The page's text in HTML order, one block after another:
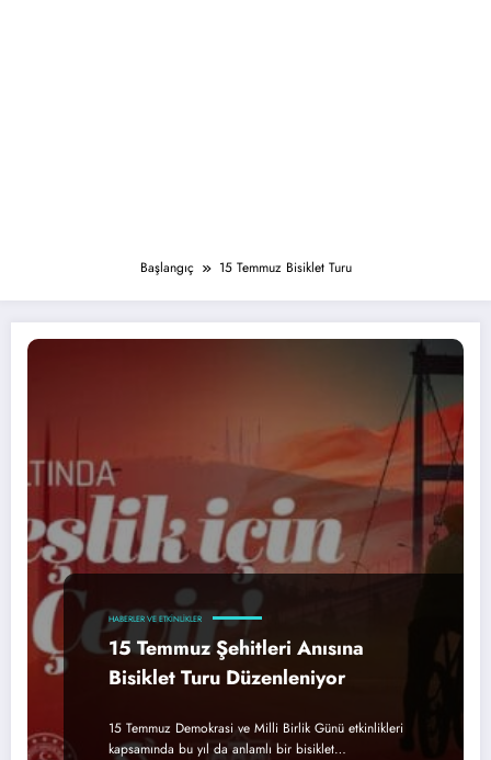
Başlangıç 15 Temmuz Bisiklet Turu
HABERLER VE ETKINLIKLER
15 Temmuz Şehitleri Anısına
Bisiklet Turu Düzenleniyor
15 Temmuz Demokrasi ve Milli Birlik Günü etkinlikleri
kapsamında bu yıl da anlamlı bir bisiklet…